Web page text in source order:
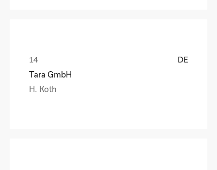
DE
Tara GmbH
H. Koth